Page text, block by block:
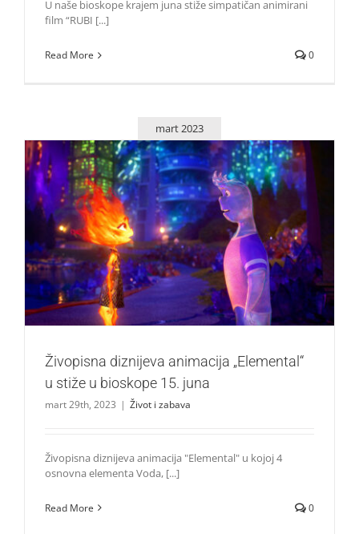
U naše bioskope krajem juna stiže simpatičan animirani
film “RUBI [...]
Read More 0
mart 2023
Živopisna diznijeva animacija „Elemental“ u stiže u
bioskope 15. juna
Život i zabava
Živopisna diznijeva animacija „Elemental“
u stiže u bioskope 15. juna
mart 29th, 2023 | Život i zabava
Živopisna diznijeva animacija "Elemental" u kojoj 4
osnovna elementa Voda, [...]
Read More 0